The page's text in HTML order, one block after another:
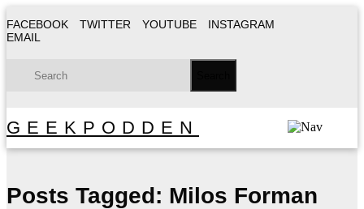
FACEBOOK TWITTER YOUTUBE
INSTAGRAM
EMAIL
GEEKPODDEN
Posts Tagged: Milos Forman